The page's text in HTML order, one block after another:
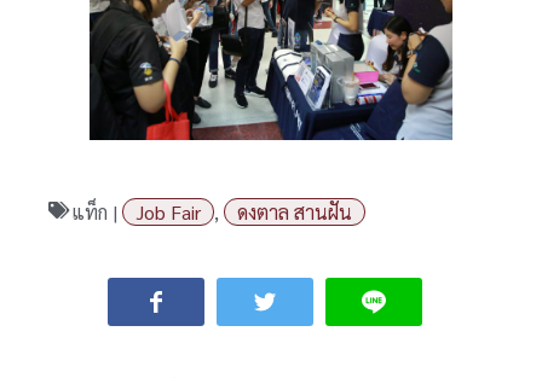
แท็ก | Job Fair , ดงตาล สานฝัน